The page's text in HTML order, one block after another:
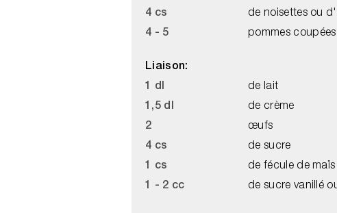
4 cs
de noisettes ou
4 - 5
pommes
Liaison:
1 dl
de lait
1,5 dl
de crème
2
œufs
4 cs
de sucre
1 cs
de fécule de maïs
1 - 2 cc
de sucre vanillé